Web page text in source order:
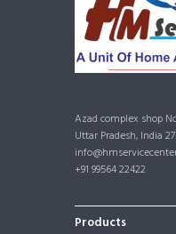
Azad complex shop
Uttar Pradesh, India
+91 99564 22422
Products